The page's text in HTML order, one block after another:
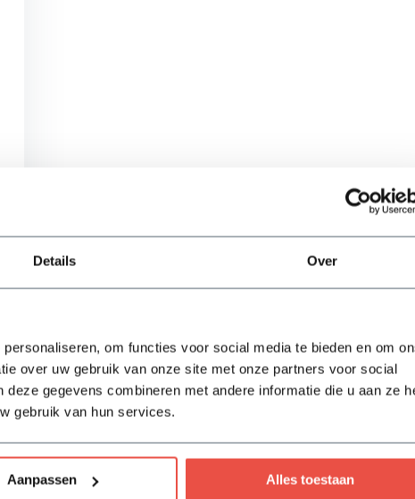
Details Over
om functies voor social media te bieden en om
over uw gebruik van onze site met onze partners voor social
gegevens combineren met andere informatie die u aan ze
gebruik van hun services.
Aanpassen Alles toestaan